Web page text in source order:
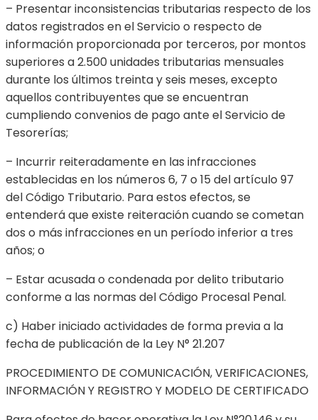
– Presentar inconsistencias tributarias respecto de los
datos registrados en el Servicio o respecto de
información proporcionada por terceros, por montos
superiores a 2.500 unidades tributarias mensuales
durante los últimos treinta y seis meses, excepto
aquellos contribuyentes que se encuentran
cumpliendo convenios de pago ante el Servicio de
Tesorerías;
– Incurrir reiteradamente en las infracciones
establecidas en los números 6, 7 o 15 del artículo 97
del Código Tributario. Para estos efectos, se
entenderá que existe reiteración cuando se cometan
dos o más infracciones en un período inferior a tres
años; o
– Estar acusada o condenada por delito tributario
conforme a las normas del Código Procesal Penal.
c) Haber iniciado actividades de forma previa a la
fecha de publicación de la Ley N° 21.207
PROCEDIMIENTO DE COMUNICACIÓN, VERIFICACIONES,
INFORMACIÓN Y REGISTRO Y MODELO DE CERTIFICADO